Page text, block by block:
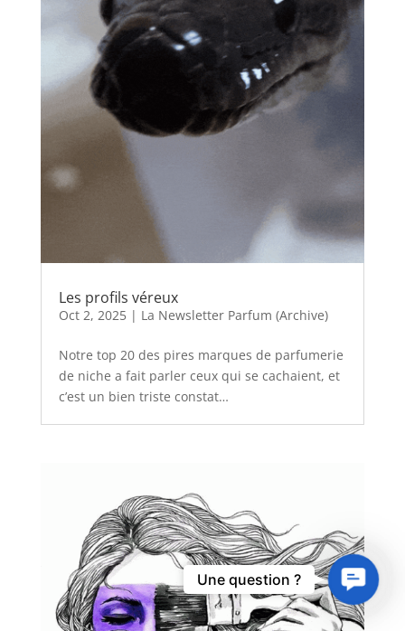
Les profils véreux
Oct 2, 2025| La Newsletter Parfum (Archive)
Notre top 20 des pires marques de parfumerie
de niche a fait parler ceux qui se cachaient, et
c’est un bien triste constat…
Contact
Us
Une question ?